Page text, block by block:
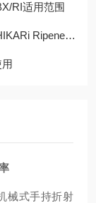
RI适用范围
工作原理
械式手持折射